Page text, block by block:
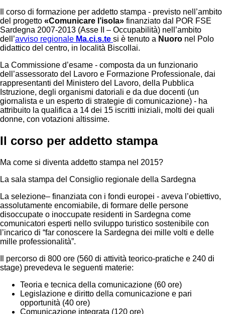
Il corso di formazione per addetto stampa - previsto nell’ambito
del progetto «Comunicare l’isola» finanziato dal POR FSE
Sardegna 2007-2013 (Asse II – Occupabilità) nell’ambito
dell’avviso regionale Ma.ci.s.te si è tenuto a Nuoro nel Polo
didattico del centro, in località Biscollai.
La Commissione d’esame - composta da un funzionario
dell’assessorato del Lavoro e Formazione Professionale, dai
rappresentanti del Ministero del Lavoro, della Pubblica
Istruzione, degli organismi datoriali e da due docenti (un
giornalista e un esperto di strategie di comunicazione) - ha
attribuito la qualifica a 14 dei 15 iscritti iniziali, molti dei quali
donne, con votazioni altissime.
Il corso per addetto stampa
Ma come si diventa addetto stampa nel 2015?
La sala stampa del Consiglio regionale della Sardegna
La selezione– finanziata con i fondi europei - aveva l’obiettivo,
assolutamente encomiabile, di formare delle persone
disoccupate o inoccupate residenti in Sardegna come
comunicatori esperti nello sviluppo turistico sostenibile con
l’incarico di “far conoscere la Sardegna dei mille volti e delle
mille professionalità”.
Il percorso di 800 ore (560 di attività teorico-pratiche e 240 di
stage) prevedeva le seguenti materie:
Teoria e tecnica della comunicazione (60 ore)
Legislazione e diritto della comunicazione e pari
opportunità (40 ore)
Comunicazione integrata (120 ore)